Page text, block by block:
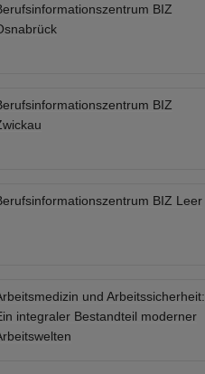
BIZ
BIZ
BIZ Leer
und Arbeitssicherheit:
integraler Bestandteil moderner